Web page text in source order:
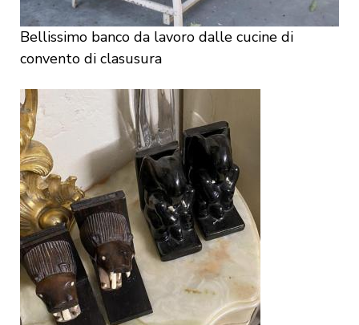
Bellissimo banco da lavoro dalle cucine di
convento di clasusura